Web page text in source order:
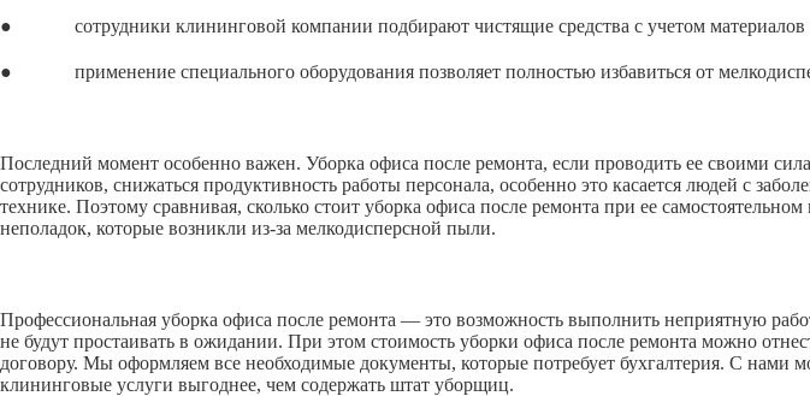
● сотрудники клининговой компании подбирают чистящие средства с учетом материалов
● применение специального оборудования позволяет полностью избавиться от
Последний момент особенно важен. Уборка офиса после ремонта, если проводить ее своими
сотрудников, снижаться продуктивность работы персонала, особенно это касается людей с
технике. Поэтому сравнивая, сколько стоит уборка офиса после ремонта при ее
неполадок, которые возникли из-за мелкодисперсной пыли.
Профессиональная уборка офиса после ремонта — это возможность выполнить неприятную
не будут простаивать в ожидании. При этом стоимость уборки офиса после ремонта можно
договору. Мы оформляем все необходимые документы, которые потребует бухгалтерия. С
клининговые услуги выгоднее, чем содержать штат уборщиц.